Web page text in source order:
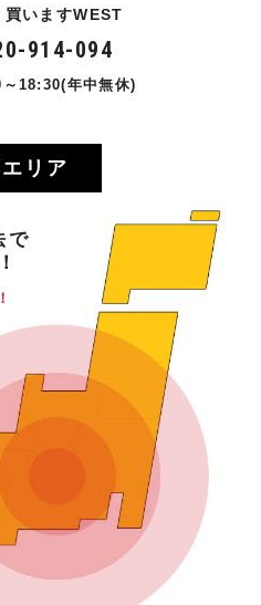
買いますWEST
914-094
18:30(年中無休)
リア
で